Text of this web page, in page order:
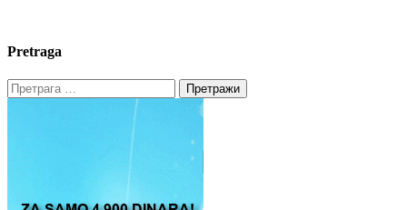
Pretraga
Претрага
за: